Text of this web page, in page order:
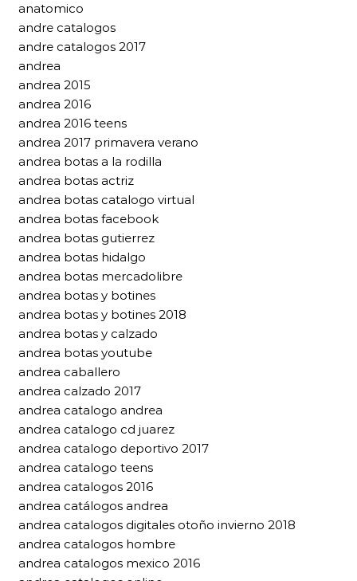
anatomico
andre catalogos
andre catalogos 2017
andrea
andrea 2015
andrea 2016
andrea 2016 teens
andrea 2017 primavera verano
andrea botas a la rodilla
andrea botas actriz
andrea botas catalogo virtual
andrea botas facebook
andrea botas gutierrez
andrea botas hidalgo
andrea botas mercadolibre
andrea botas y botines
andrea botas y botines 2018
andrea botas y calzado
andrea botas youtube
andrea caballero
andrea calzado 2017
andrea catalogo andrea
andrea catalogo cd juarez
andrea catalogo deportivo 2017
andrea catalogo teens
andrea catalogos 2016
andrea catálogos andrea
andrea catalogos digitales otoño invierno 2018
andrea catalogos hombre
andrea catalogos mexico 2016